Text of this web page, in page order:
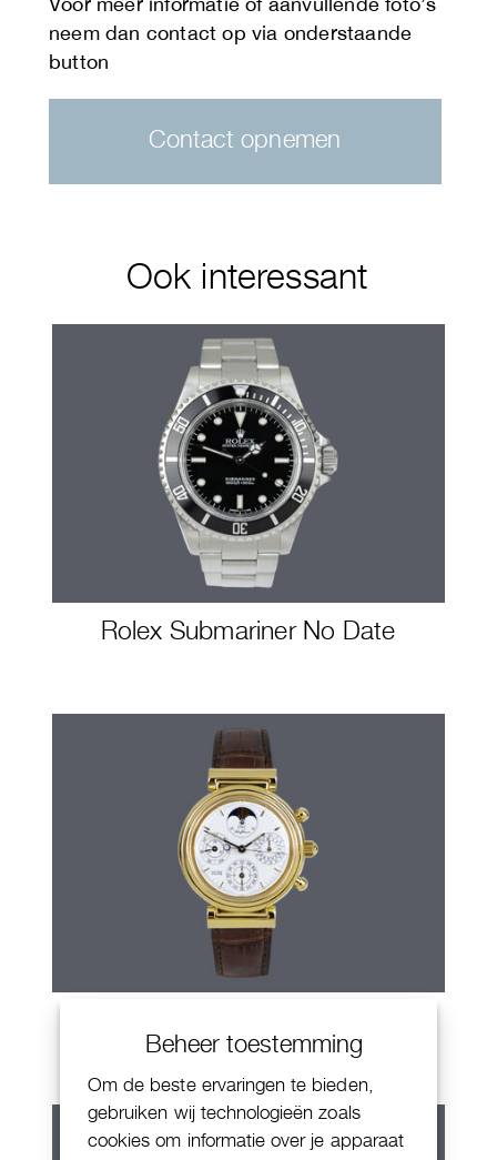
Beheer toestemming
Om de beste ervaringen te bieden,
gebruiken wij technologieën zoals
cookies om informatie over je apparaat
Contact opnemen
Ook interessant
Rolex Submariner No Date